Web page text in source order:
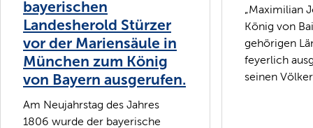
bayerischen
Landesherold Stürzer
vor der Mariensäule in
München zum König
von Bayern ausgerufen.
Am Neujahrstag des Jahres
1806 wurde der bayerische
„Maximilian
König von
gehörigen
feyerlich
seinen